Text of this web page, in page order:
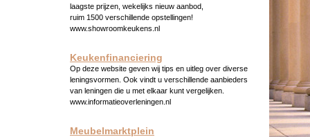
laagste prijzen, wekelijks nieuw aanbod,
ruim 1500 verschillende opstellingen!
www.showroomkeukens.nl
Keukenfinanciering
Op deze website geven wij tips en uitleg over diverse
leningsvormen. Ook vindt u verschillende aanbieders
van leningen die u met elkaar kunt vergelijken.
www.informatieoverleningen.nl
Meubelmarktplein